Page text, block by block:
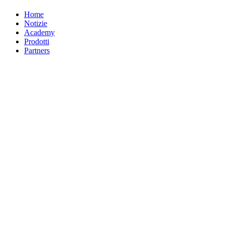
Home
Notizie
Academy
Prodotti
Partners